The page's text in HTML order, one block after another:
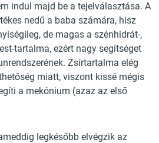
indul majd be a tejelválasztása. A
nedű a baba számára, hisz
de magas a szénhidrát-,
tartalma, ezért nagy segítséget
Zsírtartalma elég
miatt, viszont kissé mégis
a mekónium (azaz az első
legkésőbb elvégzik az